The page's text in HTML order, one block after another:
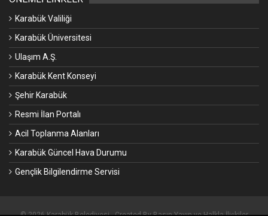
Karabük Valiliği
Karabük Üniversitesi
Ulaşım A.Ş.
Karabük Kent Konseyi
Şehir Karabük
Resmi İlan Portalı
Acil Toplanma Alanları
Karabük Güncel Hava Durumu
Gençlik Bilgilendirme Servisi